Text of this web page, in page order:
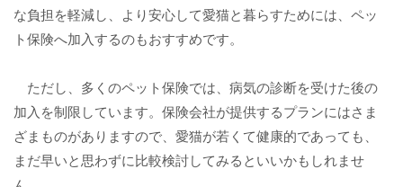
な負担を軽減し、より安心して愛猫と暮らすためには、ペッ
ト保険へ加入するのもおすすめです。
ただし、多くのペット保険では、病気の診断を受けた後の
加入を制限しています。保険会社が提供するプランにはさま
ざまものがありますので、愛猫が若くて健康的であっても、
まだ早いと思わずに比較検討してみるといいかもしれませ